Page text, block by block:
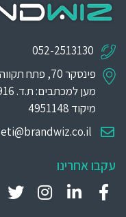
052-2513130
פינסקר 70, פתח תקווה, קומה 1
מען למכתבים: ת.ד. 3916 פתח תקווה
מיקוד 4951148
eti@brandwiz.co.il
עקבו אחרינו